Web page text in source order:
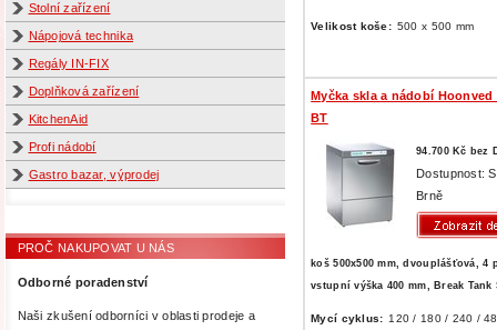
Stolní zařízení
Nápojová technika
Regály IN-FIX
Doplňková zařízení
KitchenAid
Profi nádobí
Gastro bazar, výprodej
PROČ NAKUPOVAT U NÁS
Odborné poradenství
Naši zkušení odborníci v oblasti prodeje a
Velikost koše: 500 x 500 mm
Myčka skla a nádobí Hoonved
BT
94.700 Kč bez
Dostupnost:
Brně
koš 500x500 mm, dvouplášťová, 4
vstupní výška 400 mm, Break Tank
Mycí cyklus: 120 / 180 / 240 /